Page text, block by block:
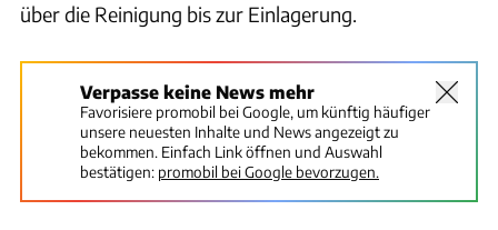
über die Reinigung bis zur Einlagerung.
Verpasse keine News mehr
Favorisiere promobil bei Google, um künftig häufiger
unsere neuesten Inhalte und News angezeigt zu
bekommen. Einfach Link öffnen und Auswahl
bestätigen: promobil bei Google bevorzugen.